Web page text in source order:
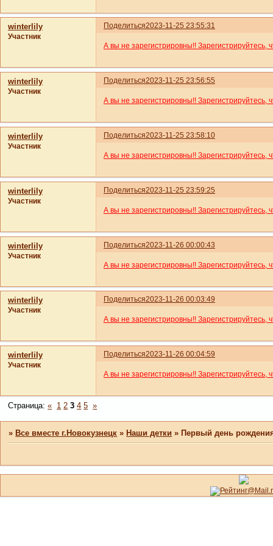
Поделиться2023-11-25 23:55:31
winterlily
Участник
А вы не зарегистрировны!! Зарегистрируйтесь,
Поделиться2023-11-25 23:56:55
winterlily
Участник
А вы не зарегистрировны!! Зарегистрируйтесь,
Поделиться2023-11-25 23:58:10
winterlily
Участник
А вы не зарегистрировны!! Зарегистрируйтесь,
Поделиться2023-11-25 23:59:25
winterlily
Участник
А вы не зарегистрировны!! Зарегистрируйтесь,
Поделиться2023-11-26 00:00:43
winterlily
Участник
А вы не зарегистрировны!! Зарегистрируйтесь,
Поделиться2023-11-26 00:03:49
winterlily
Участник
А вы не зарегистрировны!! Зарегистрируйтесь,
Поделиться2023-11-26 00:04:59
winterlily
Участник
А вы не зарегистрировны!! Зарегистрируйтесь,
Страница:« 1 2 3 4 5 »
»Все вместе г.Новокузнецк »Наши детки »Первый день